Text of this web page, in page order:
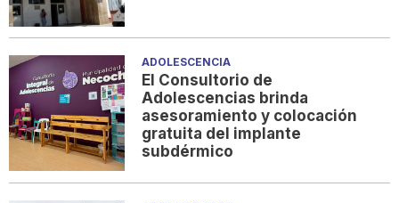
ADOLESCENCIA
El Consultorio de
Adolescencias brinda
asesoramiento y colocación
gratuita del implante
subdérmico